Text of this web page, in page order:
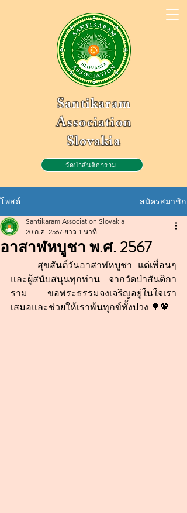
Santikaram
Association
Slovakia
วัดป่าสันติการาม
โพสต์ สมัครสมาชิก
อาสาฬหบูชา พ.ศ. 2567
Santikaram Association Slovakia
20 ก.ค. 2567 ยาว 1 นาที
และผู้สนับสนุนทุกท่าน จากวัดป่าสันติกา
ราม ขอพระธรรมจงเจริญอยู่ในใจเรา
เสมอและช่วยให้เราพ้นทุกข์ทั้งปวง 🌳💖